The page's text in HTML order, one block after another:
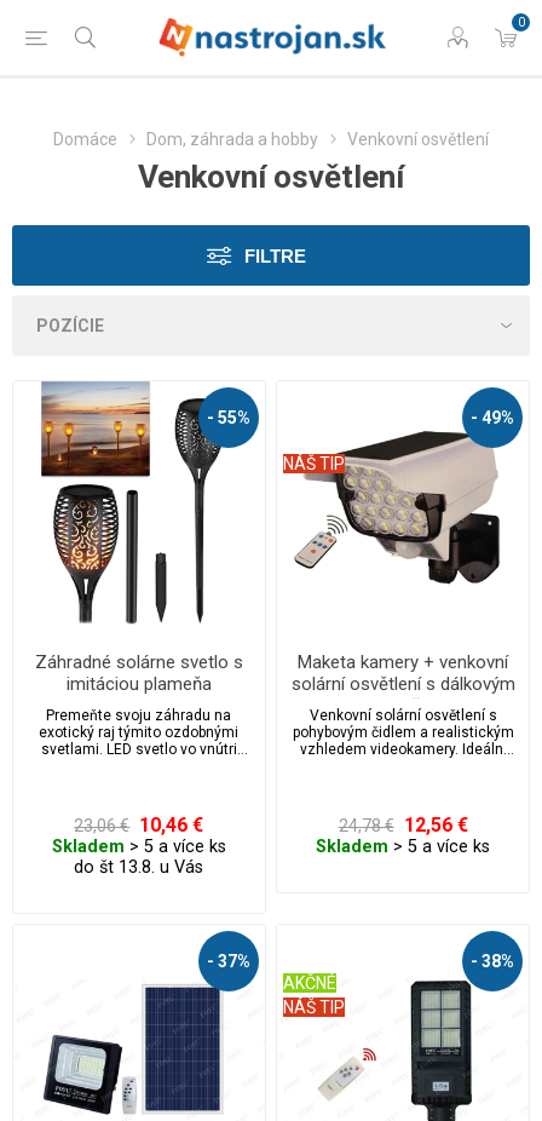
0
Domáce Dom, záhrada a hobby Venkovní osvětlení
Venkovní osvětlení
FILTRE
- 55%
Záhradné solárne svetlo s
imitáciou plameňa
Premeňte svoju záhradu na
exotický raj týmito ozdobnými
svetlami. LED svetlo vo vnútri
až 8 hodín.
23,06 € 10,46 €
Skladem > 5 a více ks
do št 13.8. u Vás
- 49%
NÁŠ TIP
Maketa kamery + venkovní
solární osvětlení s dálkovým
ovladačem
Venkovní solární osvětlení s
pohybovým čidlem a realistickým
vzhledem videokamery. Ideální
24,78 € 12,56 €
Skladem > 5 a více ks
- 37% - 38%
NÁŠ TIP
AKČNÉ